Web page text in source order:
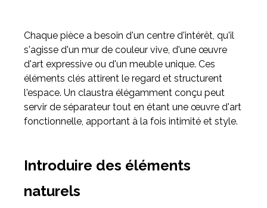
Chaque pièce a besoin d'un centre d'intérêt, qu'il
s'agisse d'un mur de couleur vive, d'une œuvre
d'art expressive ou d'un meuble unique. Ces
éléments clés attirent le regard et structurent
l'espace. Un claustra élégamment conçu peut
servir de séparateur tout en étant une œuvre d'art
fonctionnelle, apportant à la fois intimité et style.
Introduire des éléments
naturels